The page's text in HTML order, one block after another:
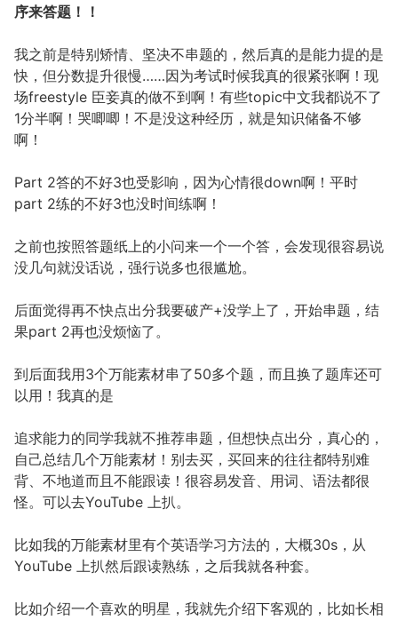
序来答题！！
我之前是特别矫情、坚决不串题的，然后真的是能力提的是
快，但分数提升很慢……因为考试时候我真的很紧张啊！现
场freestyle 臣妾真的做不到啊！有些topic中文我都说不了
1分半啊！哭唧唧！不是没这种经历，就是知识储备不够
啊！
Part 2答的不好3也受影响，因为心情很down啊！平时
part 2练的不好3也没时间练啊！
之前也按照答题纸上的小问来一个一个答，会发现很容易说
没几句就没话说，强行说多也很尴尬。
后面觉得再不快点出分我要破产+没学上了，开始串题，结
果part 2再也没烦恼了。
到后面我用3个万能素材串了50多个题，而且换了题库还可
以用！我真的是
追求能力的同学我就不推荐串题，但想快点出分，真心的，
自己总结几个万能素材！别去买，买回来的往往都特别难
背、不地道而且不能跟读！很容易发音、用词、语法都很
怪。可以去YouTube 上扒。
比如我的万能素材里有个英语学习方法的，大概30s，从
YouTube 上扒然后跟读熟练，之后我就各种套。
比如介绍一个喜欢的明星，我就先介绍下客观的，比如长相